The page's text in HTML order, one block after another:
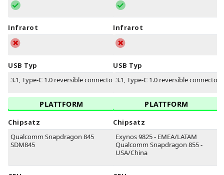
Infrarot
USB Typ
3.1, Type-C 1.0 reversible connector
PLATTFORM
Chipsatz
Qualcomm Snapdragon 845
SDM845
Infrarot
USB Typ
3.1, Type-C 1.0 reversible connector
PLATTFORM
Chipsatz
Exynos 9825 - EMEA/LATAM
Qualcomm Snapdragon 855 -
USA/China